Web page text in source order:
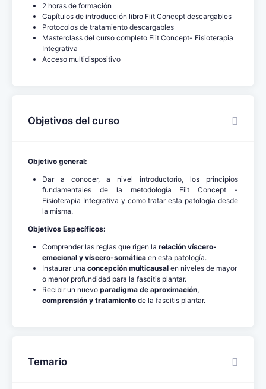
2 horas de formación
Capítulos de introducción libro Fiit Concept descargables
Protocolos de tratamiento descargables
Masterclass del curso completo Fiit Concept- Fisioterapia
Integrativa
Acceso multidispositivo
Objetivos del curso
Objetivo general:
Dar a conocer, a nivel introductorio, los principios
fundamentales de la metodología Fiit Concept -
Fisioterapia Integrativa y como tratar esta patología desde
la misma.
Objetivos Específicos:
Comprender las reglas que rigen la relación víscero-
emocional y víscero-somática en esta patología.
Instaurar una concepción multicausal en niveles de mayor
o menor profundidad para la fascitis plantar.
Recibir un nuevo paradigma de aproximación,
comprensión y tratamiento de la fascitis plantar.
Temario